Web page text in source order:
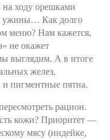
ходу орешками
ужины… Как долго
меню? Нам кажется,
не окажет
выглядим. А в итоге
желез,
пигментные пятна.
рацион.
кожи? Приоритет —
мясу (индейке,